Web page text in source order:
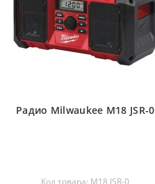
Радио Milwaukee M18 JSR-0
Код товара: M18 JSR-0